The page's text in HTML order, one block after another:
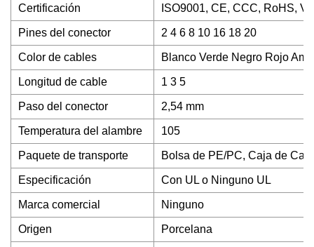
Certificación ISO9001, CE, CCC, RoHS,
Pines del conector 2 4 6 8 10 16 18 20
Color de cables Blanco Verde Negro Rojo
Longitud de cable 1 3 5
Paso del conector 2,54 mm
Temperatura del alambre 105
Paquete de transporte Bolsa de PE/PC, Caja de
Especificación Con UL o Ninguno UL
Marca comercial Ninguno
Origen Porcelana